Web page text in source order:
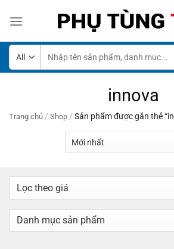
kiếm:
innova
Trang chủ / Shop / Sản phẩm được gắn thẻ